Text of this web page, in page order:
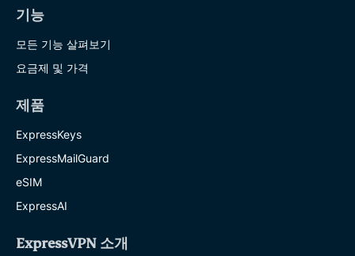
기능
모든 기능 살펴보기
요금제 및 가격
제품
ExpressKeys
ExpressMailGuard
eSIM
ExpressAI
ExpressVPN 소개